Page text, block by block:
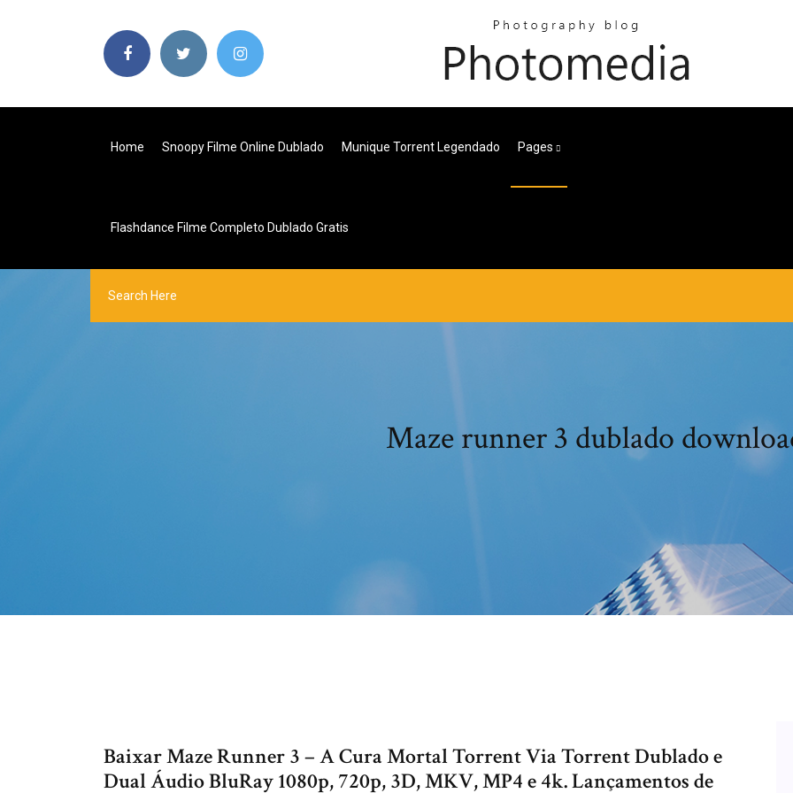
Home Snoopy Filme Online Dublado Munique Torrent Legendado Pages
Flashdance Filme Completo Dublado Gratis
Maze runner 3 dublado
Baixar Maze Runner 3 – A Cura Mortal Torrent Via Torrent Dublado e
Dual Áudio BluRay 1080p, 720p, 3D, MKV, MP4 e 4k. Lançamentos de